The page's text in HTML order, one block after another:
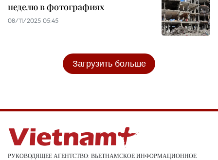
неделю в фотографиях
08/11/2025 05:45
Загрузить больше
РУКОВОДЯЩЕЕ АГЕНТСТВО: ВЬЕТНАМСКОЕ ИНФОРМАЦИОННОЕ